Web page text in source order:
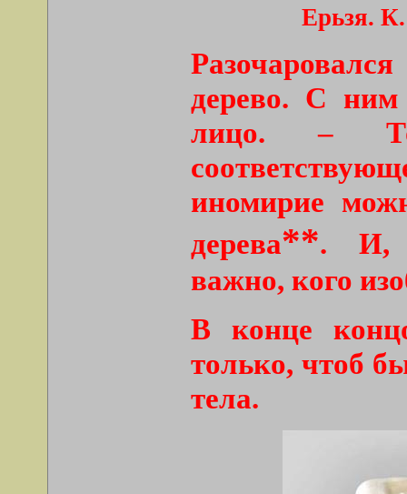
Ерьзя.
дерево. С
лицо. –
иномирие
дерева**. И,
важно, кого
В конце
только, чтоб
тела.